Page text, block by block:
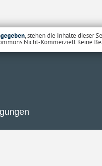
, stehen die Inhalte dieser